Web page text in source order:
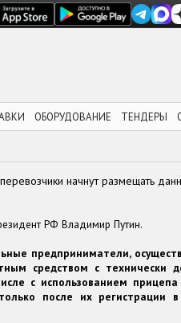
ОБОРУДОВАНИЕ ТЕНДЕРЫ
начнут размещать
РФ Владимир Путин.
предприниматели,
средством с технически
с использованием прицепа
после их регистрации